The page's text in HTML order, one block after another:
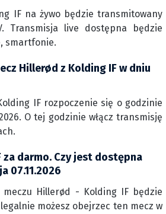
IF na żywo będzie transmitowany
Transmisja live dostępna będzie
smartfonie.
Hillerød z Kolding IF w dniu
IF rozpoczenie się o godzinie
O tej godzinie włącz transmisję
darmo. Czy jest dostępna
07.11.2026
meczu Hillerød - Kolding IF będzie
możesz obejrzec ten mecz w